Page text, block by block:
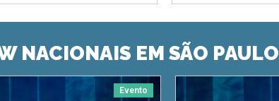
NACIONAIS EM SÃO PAULO
Evento